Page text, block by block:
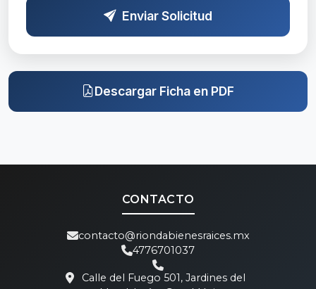
Enviar Solicitud
Descargar Ficha en PDF
CONTACTO
contacto@riondabienesraices.mx
4776701037
Calle del Fuego 501, Jardines del